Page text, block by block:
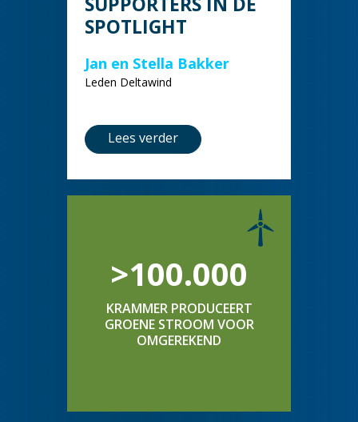
SPOTLIGHT
Jan en Stella Bakker
Leden Deltawind
Lees verder
>100.000
KRAMMER PRODUCEERT
GROENE STROOM VOOR
OMGEREKEND